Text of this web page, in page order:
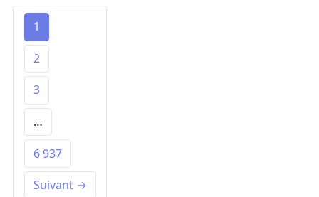
1
2
3
…
6 937
Suivant →